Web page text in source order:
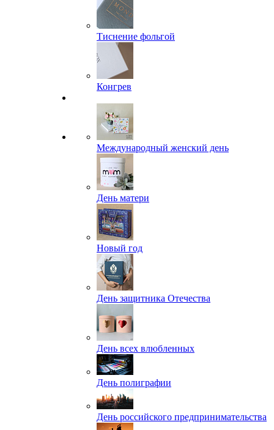
Тиснение фольгой
Конгрев
Международный женский день
День матери
Новый год
День защитника Отечества
День всех влюбленных
День полиграфии
День российского предпринимательства